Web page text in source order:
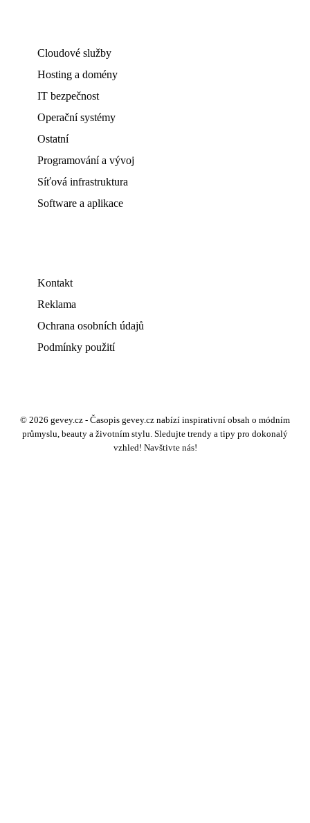
Cloudové služby
Hosting a domény
IT bezpečnost
Operační systémy
Ostatní
Programování a vývoj
Síťová infrastruktura
Software a aplikace
Kontakt
Reklama
Ochrana osobních údajů
Podmínky použití
© 2026 gevey.cz - Časopis gevey.cz nabízí inspirativní obsah o módním
průmyslu, beauty a životním stylu. Sledujte trendy a tipy pro dokonalý
vzhled! Navštivte nás!